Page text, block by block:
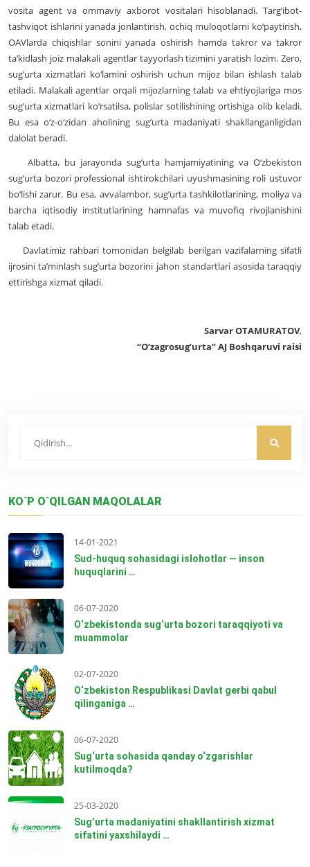
vosita agent va ommaviy axborot vositalari hisoblanadi. Targ’ibot-
tashviqot ishlarini yanada jonlantirish, ochiq muloqotlarni ko‘paytirish,
OAVlarda chiqishlar sonini yanada oshirish hamda takror va takror
ta’kidlash joiz malakali agentlar tayyorlash tizimini yaratish lozim. Zero,
sug’urta xizmatlari ko‘lamini oshirish uchun mijoz bilan ishlash talab
etiladi. Malakali agentlar orqali mijozlarning talab va ehtiyojlariga mos
sug’urta xizmatlari ko‘rsatilsa, polislar sotilishining ortishiga olib keladi.
Bu esa o‘z-o‘zidan aholining sug’urta madaniyati shakllanganligidan
dalolat beradi.
Albatta, bu jarayonda sug’urta hamjamiyatining va O‘zbekiston
sug’urta bozori professional ishtirokchilari uyushmasining roli ustuvor
bo‘lishi zarur. Bu esa, avvalambor, sug’urta tashkilotlarining, moliya va
barcha iqtisodiy institutlarining hamnafas va muvofiq rivojlanishini
talab etadi.
Davlatimiz rahbari tomonidan belgilab berilgan vazifalarning sifatli
ijrosini ta’minlash sug’urta bozorini jahon standartlari asosida taraqqiy
ettirishga xizmat qiladi.
Sarvar OTAMURATOV,
“O‘zagrosug’urta” AJ Boshqaruvi raisi
KO`P O`QILGAN MAQOLALAR
14-01-2021
Sud-huquq sohasidagi islohotlar — inson
huquqlarini …
06-07-2020
O‘zbekistonda sug‘urta bozori taraqqiyoti va
muammolar
02-07-2020
O‘zbekiston Respublikasi Davlat gerbi qabul
qilinganiga …
06-07-2020
Sug‘urta sohasida qanday o‘zgarishlar
kutilmoqda?
25-03-2020
Sug’urta madaniyatini shakllantirish xizmat
sifatini yaxshilaydi …